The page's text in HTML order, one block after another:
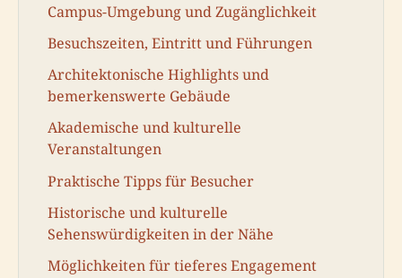
Campus-Umgebung und Zugänglichkeit
Besuchszeiten, Eintritt und Führungen
Architektonische Highlights und
bemerkenswerte Gebäude
Akademische und kulturelle
Veranstaltungen
Praktische Tipps für Besucher
Historische und kulturelle
Sehenswürdigkeiten in der Nähe
Möglichkeiten für tieferes Engagement